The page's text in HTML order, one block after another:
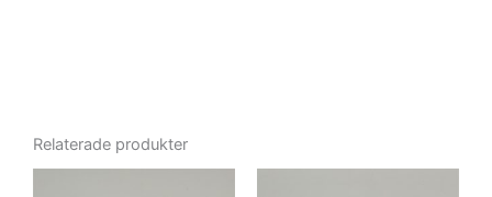
Relaterade produkter